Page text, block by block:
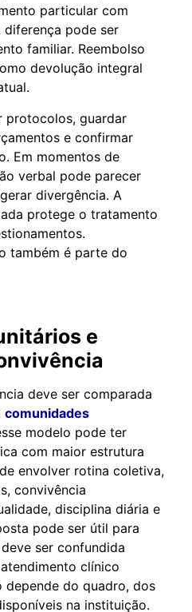
particular com
pode ser
familiar. Reembolso
devolução integral
protocolos, guardar
e confirmar
Em momentos de
verbal pode parecer
divergência. A
protege o tratamento
também é parte do
e
deve ser comparada
comunidades
modelo pode ter
com maior estrutura
envolver rotina coletiva,
convivência
disciplina diária e
pode ser útil para
ser confundida
clínico
depende do quadro, dos
na instituição.